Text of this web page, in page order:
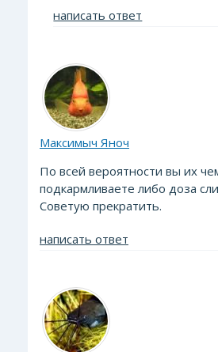
написать ответ
Максимыч Яноч
По всей вероятности вы их
подкармливаете либо доза
Советую прекратить.
написать ответ